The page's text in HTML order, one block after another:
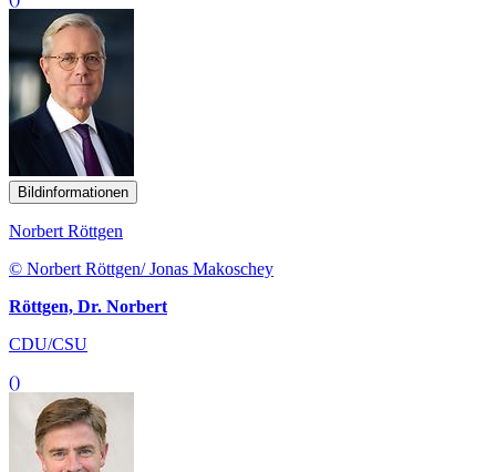
Bildinformationen
Norbert Röttgen
© Norbert Röttgen/ Jonas Makoschey
Röttgen, Dr. Norbert
CDU/CSU
()